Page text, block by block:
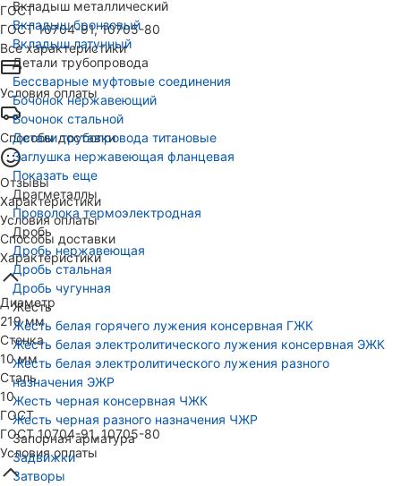
Вкладыш металлический
Вкладыш бронзовый
Вкладыш латунный
Детали трубопровода
Бессварные муфтовые соединения
Бочонок нержавеющий
Бочонок стальной
Детали трубопровода титановые
Заглушка нержавеющая фланцевая
Показать еще
Драгметаллы
Проволока термоэлектродная
Дробь
Дробь нержавеющая
Дробь стальная
Дробь чугунная
Жесть
Жесть белая горячего лужения консервная ГЖК
Жесть белая электролитического лужения консервная ЭЖК
Жесть белая электролитического лужения разного
назначения ЭЖР
Жесть черная консервная ЧЖК
Жесть черная разного назначения ЧЖР
Запорная арматура
Задвижки
Затворы
ГОСТ
ГОСТ 10704-91, 10705-80
Все характеристики
Условия оплаты
Способы доставки
Отзывы
Характеристики
Условия оплаты
Способы доставки
Характеристики
Диаметр
219 мм
Стенка
10 мм
Сталь
10
ГОСТ
ГОСТ 10704-91, 10705-80
Условия оплаты